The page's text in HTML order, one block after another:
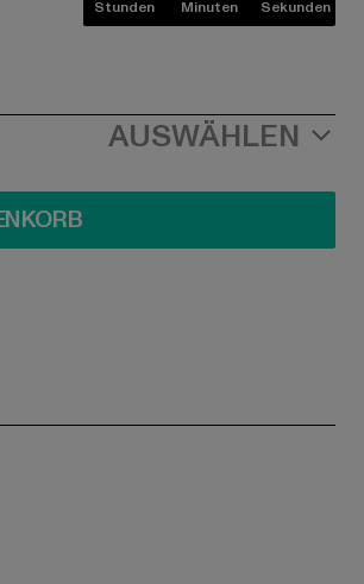
Stunden Minuten Sekunden
AUSWÄHLEN